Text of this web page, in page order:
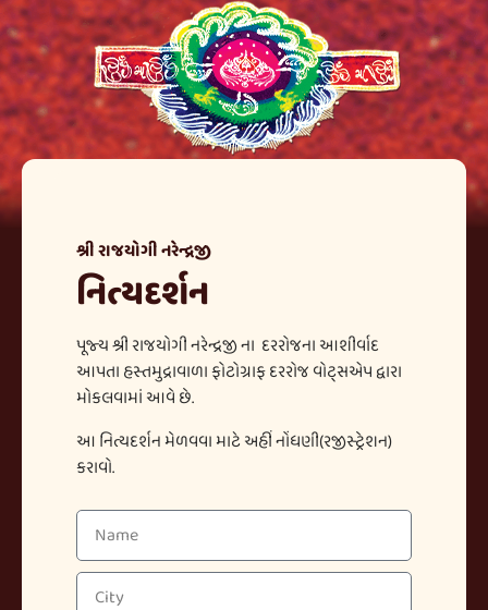
શ્રી રાજયોગી નરેન્દ્રજી
નિત્યદર્શન
પૂજ્ય શ્રી રાજયોગી નરેન્દ્રજી ના દરરોજના આશીર્વાદ
આપતા હસ્તમુદ્રાવાળા ફોટોગ્રાફ દરરોજ વોટ્સએપ દ્વારા
મોકલવામાં આવે છે.
આ નિત્યદર્શન મેળવવા માટે અહીં નોંધણી(રજીસ્ટ્રેશન)
કરાવો.